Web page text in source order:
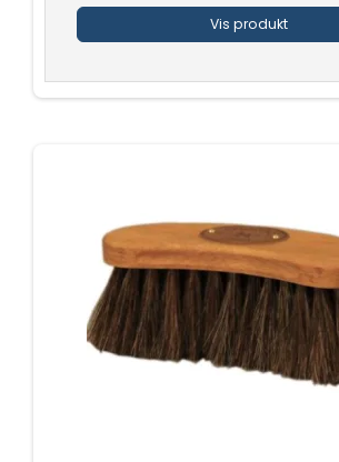
Vis produkt